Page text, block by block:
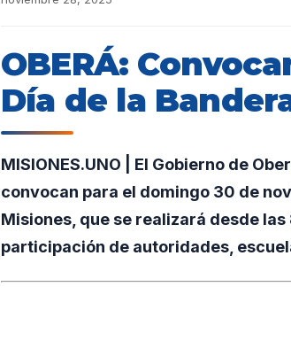
OBERÁ:
Día de la
MISIONES.UNO | El Gobierno de
convocan para el domingo 30 de
Misiones, que se realizará desde
participación de autoridades,